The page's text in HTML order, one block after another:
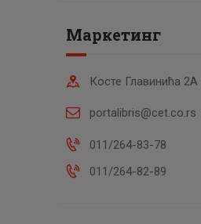
Маркетинг
Косте Главинића 2А
portalibris@cet.co.rs
011/264-83-78
011/264-82-89